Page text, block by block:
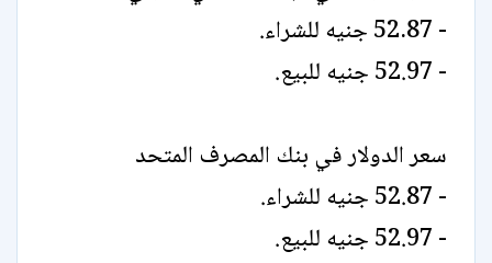
- 52.87 جنيه للشراء.
- 52.97 جنيه للبيع.
سعر الدولار في بنك المصرف المتحد
- 52.87 جنيه للشراء.
- 52.97 جنيه للبيع.